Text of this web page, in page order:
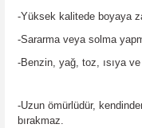
-Yüksek kalitede boyaya
-Sararma veya solma
-Benzin, yağ, toz, ısıya ve
-Uzun ömürlüdür,
bırakmaz.